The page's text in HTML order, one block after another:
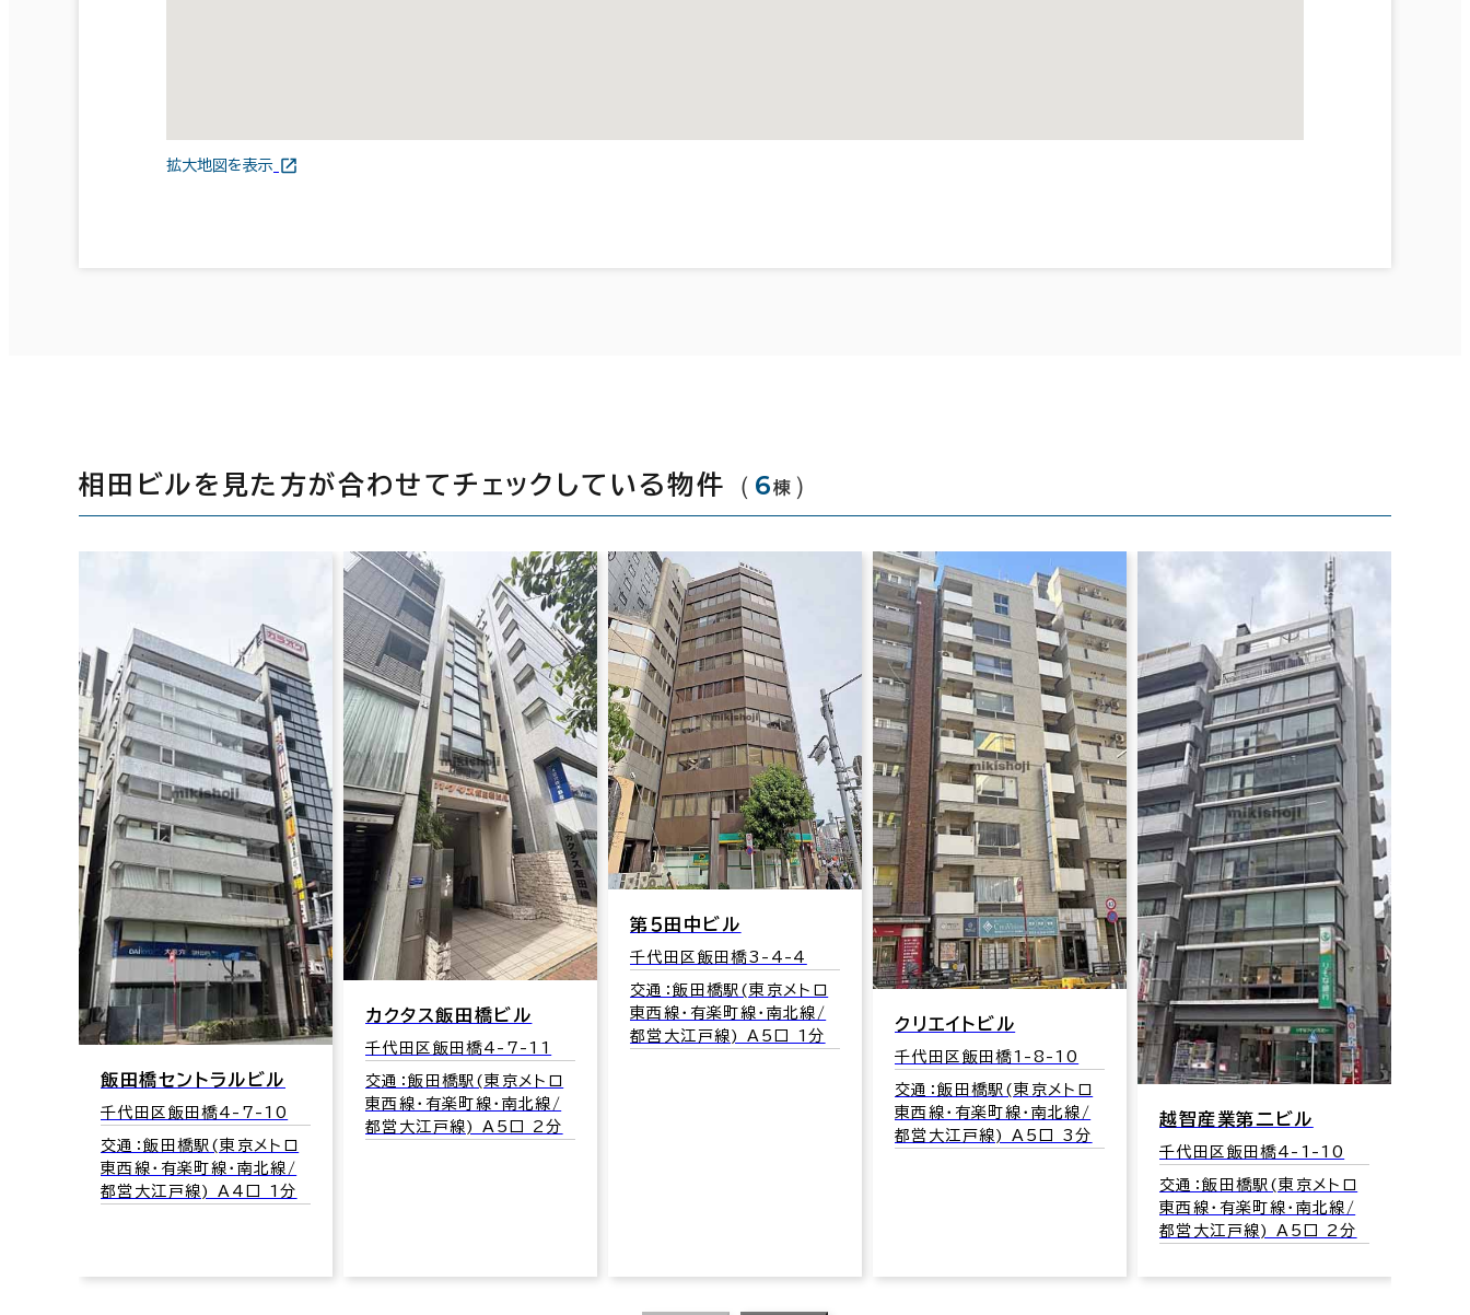
拡大地図を表示
相田ビルを見た方が合わせてチェックしている物件 （ 6棟 ）
飯田橋セントラルビル
千代田区飯田橋4-7-10
交通：飯田橋駅(東京メトロ
東西線･有楽町線･南北線/
都営大江戸線) A4口 1分
カクタス飯田橋ビル
千代田区飯田橋4-7-11
交通：飯田橋駅(東京メトロ
東西線･有楽町線･南北線/
都営大江戸線) A5口 2分
第５田中ビル
千代田区飯田橋3-4-4
交通：飯田橋駅(東京メトロ
東西線･有楽町線･南北線/
都営大江戸線) A5口 1分
クリエイトビル
千代田区飯田橋1-8-10
交通：飯田橋駅(東京メトロ
東西線･有楽町線･南北線/
都営大江戸線) A5口 3分
越智産業第二ビル
千代田区飯田橋4-1-10
交通：飯田橋駅(東京メトロ
東西線･有楽町線･南北線/
都営大江戸線) A5口 2分